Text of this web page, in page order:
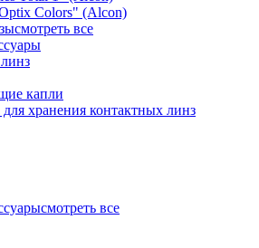
Colors" (Alcon)
смотреть все
капли
хранения контактных линз
смотреть все